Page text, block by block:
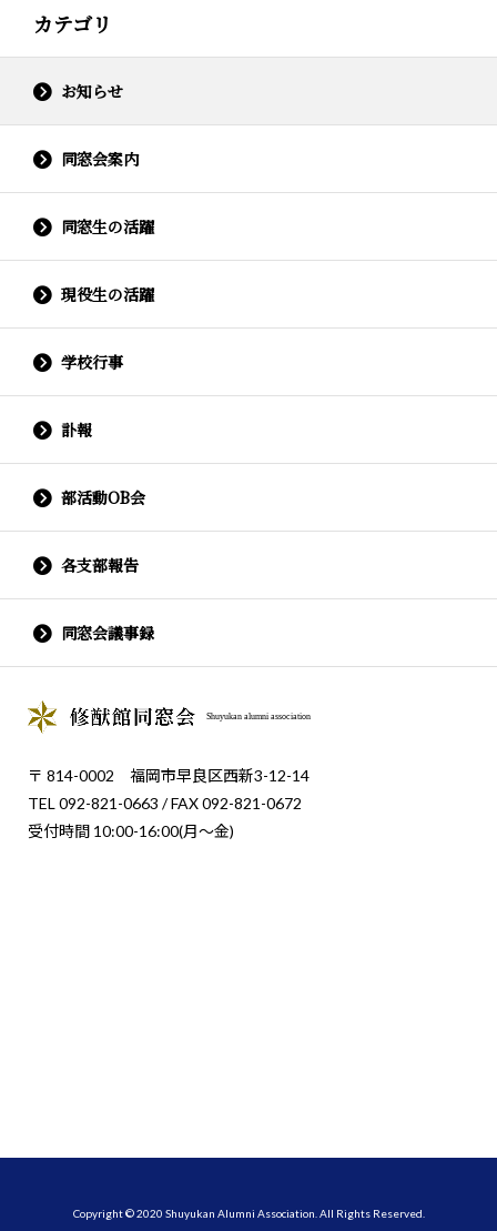
カテゴリ
お知らせ
同窓会案内
同窓生の活躍
現役生の活躍
学校行事
訃報
部活動OB会
各支部報告
同窓会議事録
Shuyukan alumni association
〒 814-0002 福岡市早良区西新3-12-14
TEL 092-821-0663 / FAX 092-821-0672
受付時間 10:00-16:00(月〜金)
Copyright © 2020 Shuyukan Alumni Association. All Rights Reserved.